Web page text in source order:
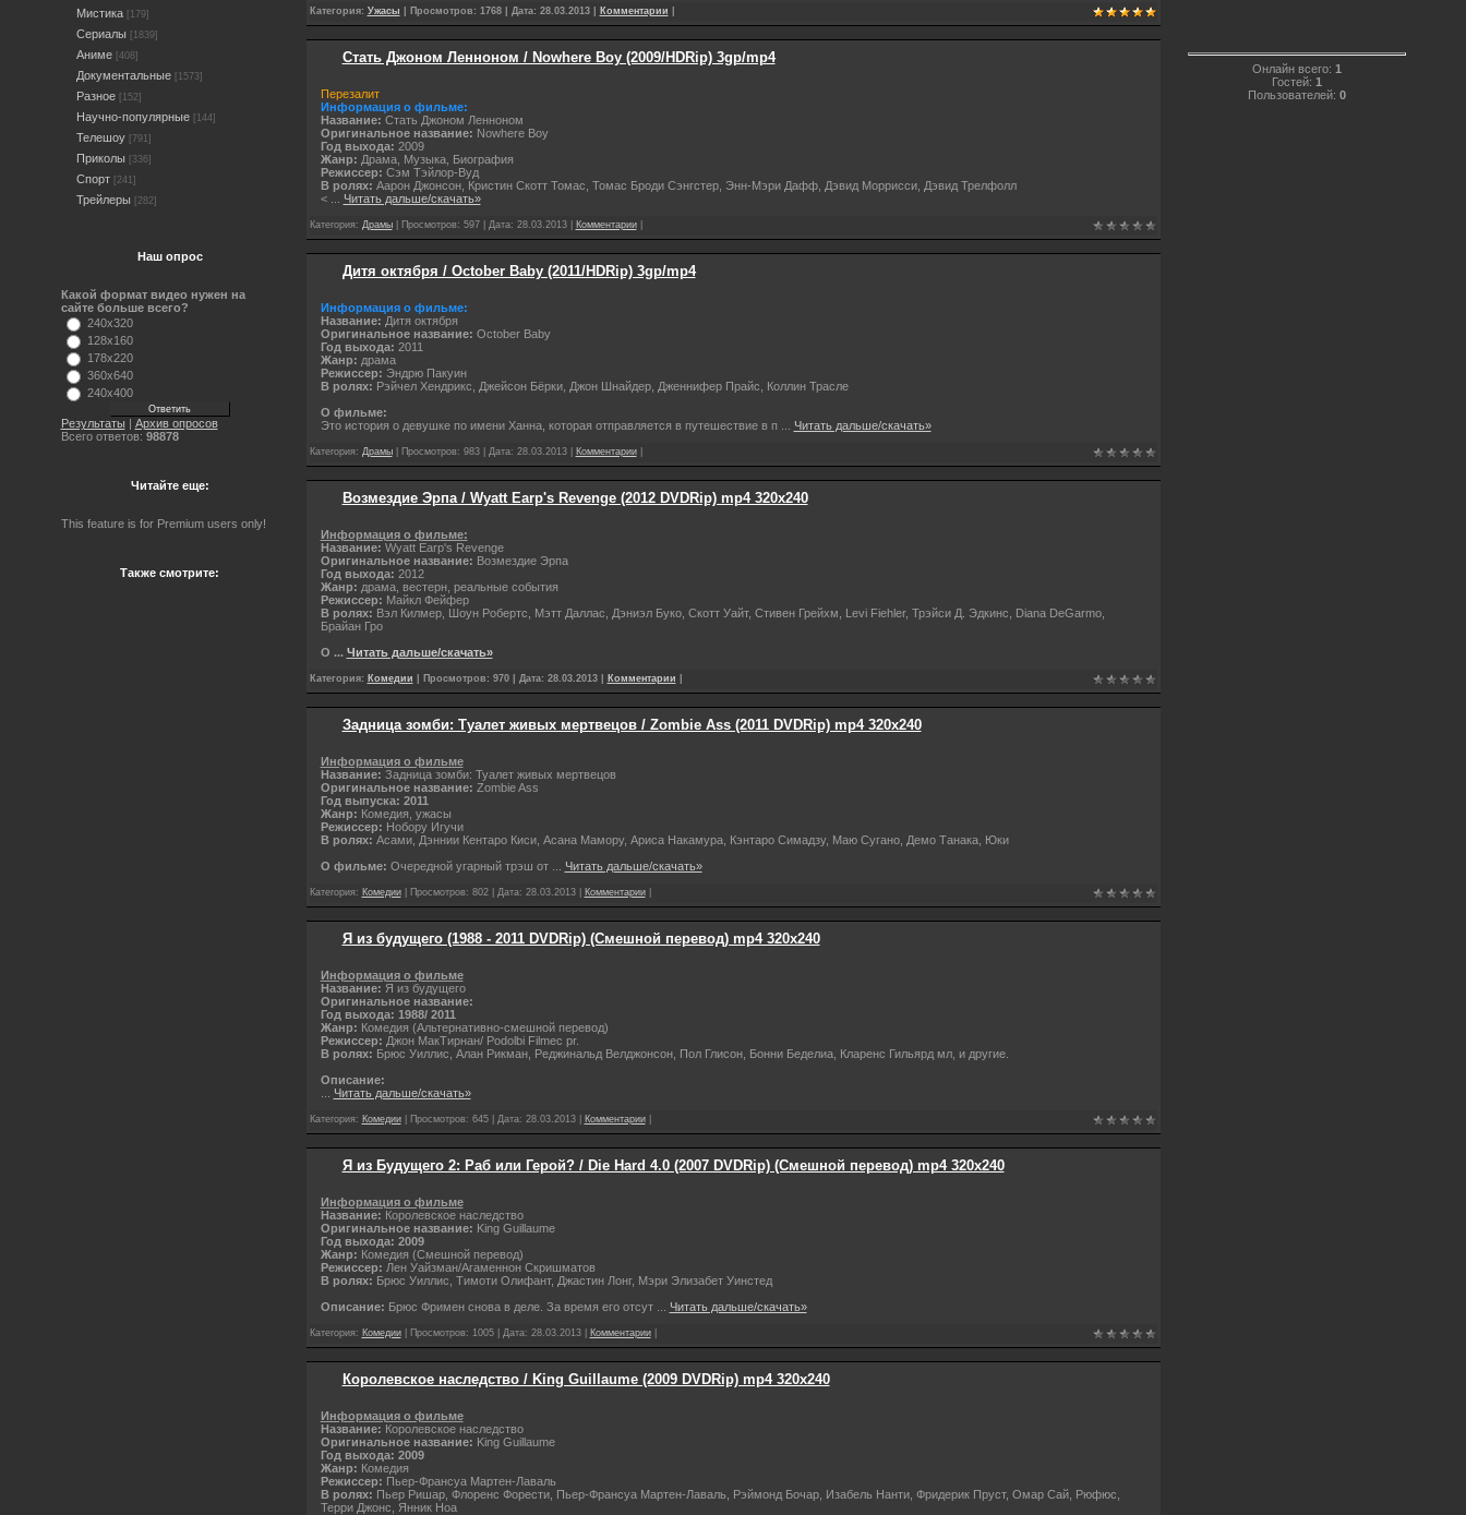
Мистика [179]
Сериалы [1839]
Аниме [408]
Документальные [1573]
Разное [152]
Научно-популярные [144]
Телешоу [791]
Приколы [336]
Спорт [241]
Трейлеры [282]
Наш опрос
Какой формат видео нужен на
сайте больше всего?
240x320
128x160
178x220
360x640
240x400
Результаты | Архив опросов
Всего ответов: 98878
Читайте еще:
This feature is for Premium users only!
Также смотрите:
Категория: Ужасы | Просмотров: 1768 | Дата: 28.03.2013| Комментарии
Стать Джоном Ленноном / Nowhere Boy (2009/HDRip) 3gp/mp4
Перезалит
Информация о фильме:
Название: Стать Джоном Ленноном
Оригинальное название: Nowhere Boy
Год выхода: 2009
Жанр: Драма, Музыка, Биография
Режиссер: Сэм Тэйлор-Вуд
В ролях: Аарон Джонсон, Кристин Скотт Томас, Томас Броди Сэнгстер, Энн-Мэри Дафф, Дэвид Моррисси, Дэвид Трелфолл
<
Читать дальше/скачать»
Категория: Драмы| Просмотров: 597 | Дата: 28.03.2013| Комментарии|
Дитя октября / October Baby (2011/HDRip) 3gp/mp4
Информация о фильме:
Название: Дитя октября
Оригинальное название: October Baby
Год выхода: 2011
Жанр: драма
Режиссер: Эндрю Пакуин
В ролях: Рэйчел Хендрикс, Джейсон Бёрки, Джон Шнайдер, Дженнифер Прайс, Коллин Трасле
О фильме:
Это история о девушке по имени Ханна, которая отправляется в путешествие в п
Читать дальше/скачать»
Категория: Драмы| Просмотров: 983 | Дата: 28.03.2013| Комментарии|
Возмездие Эрпа / Wyatt Earp's Revenge (2012 DVDRip) mp4 320х240
Информация о фильме:
Название: Wyatt Earp's Revenge
Оригинальное название: Возмездие Эрпа
Год выхода: 2012
Жанр: драма, вестерн, реальные события
Режиссер: Майкл Фейфер
В ролях: Вэл Килмер, Шоун Робертс, Мэтт Даллас, Дэниэл Буко, Скотт Уайт, Стивен Грейхм, Levi Fiehler, Трэйси Д. Эдкинс, Diana DeGarmo,
Брайан Гро
О ... Читать дальше/скачать»
Категория: Комедии | Просмотров: 970 | Дата: 28.03.2013| Комментарии
Задница зомби: Туалет живых мертвецов / Zombie Ass (2011 DVDRip) mp4 320х240
Информация о фильме
Название: Задница зомби: Туалет живых мертвецов
Оригинальное название: Zombie Ass
Год выпуска: 2011
Жанр: Комедия, ужасы
Режиссер: Нобору Игучи
В ролях: Асами, Дэннии Кентаро Киси, Асана Мамору, Ариса Накамура, Кэнтаро Симадзу, Маю Сугано, Демо Танака, Юки
О фильме: Очередной угарный трэш от Читать дальше/скачать»
Категория: Комедии| Просмотров: 802 | Дата: 28.03.2013| Комментарии|
Я из будущего (1988 - 2011 DVDRip) (Смешной перевод) mp4 320х240
Информация о фильме
Название: Я из будущего
Оригинальное название:
Год выхода: 1988/ 2011
Жанр: Комедия (Альтернативно-смешной перевод)
Режиссер: Джон МакТирнан/ Podolbi Filmec pr.
В ролях: Брюс Уиллис, Алан Рикман, Реджинальд Велджонсон, Пол Глисон, Бонни Беделиа, Кларенс Гильярд мл, и другие.
Описание:
Читать дальше/скачать»
Категория: Комедии| Просмотров: 645 | Дата: 28.03.2013| Комментарии|
Я из Будущего 2: Раб или Герой? / Die Hard 4.0 (2007 DVDRip) (Смешной перевод) mp4 320х240
Информация о фильме
Название: Королевское наследство
Оригинальное название: King Guillaume
Год выхода: 2009
Жанр: Комедия (Смешной перевод)
Режиссер: Лен Уайзман/Агаменнон Скришматов
В ролях: Брюс Уиллис, Тимоти Олифант, Джастин Лонг, Мэри Элизабет Уинстед
Описание: Брюс Фримен снова в деле. За время его отсут Читать дальше/скачать»
Категория: Комедии| Просмотров: 1005 | Дата: 28.03.2013| Комментарии|
Королевское наследство / King Guillaume (2009 DVDRip) mp4 320х240
Информация о фильме
Название: Королевское наследство
Оригинальное название: King Guillaume
Год выхода: 2009
Жанр: Комедия
Режиссер: Пьер-Франсуа Мартен-Лаваль
В ролях: Пьер Ришар, Флоренс Форести, Пьер-Франсуа Мартен-Лаваль, Рэймонд Бочар, Изабель Нанти, Фридерик Пруст, Омар Сай, Рюфюс,
Терри Джонс, Янник Ноа
Онлайн всего: 1
Гостей: 1
Пользователей: 0